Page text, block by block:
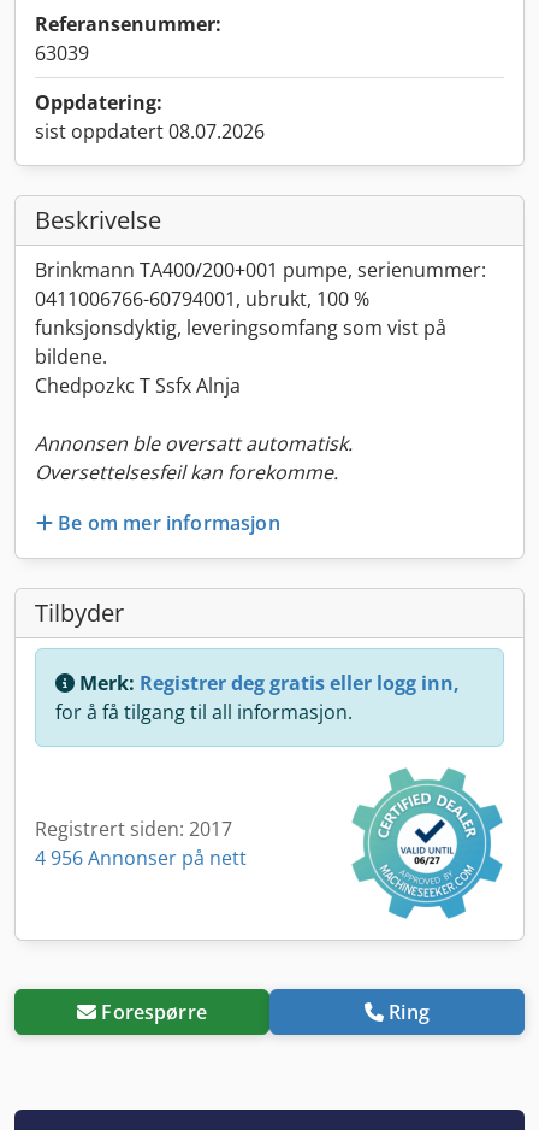
Referansenummer:
63039
Oppdatering:
sist oppdatert 08.07.2026
Beskrivelse
Brinkmann TA400/200+001 pumpe, serienummer:
0411006766-60794001, ubrukt, 100 %
funksjonsdyktig, leveringsomfang som vist på
bildene.
Chedpozkc T Ssfx Alnja
Annonsen ble oversatt automatisk.
Oversettelsesfeil kan forekomme.
Be om mer informasjon
Tilbyder
Merk: Registrer deg gratis eller logg inn,
for å få tilgang til all informasjon.
Registrert siden: 2017
4 956 Annonser på nett
Forespørre Ring